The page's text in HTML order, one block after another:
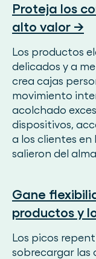
Proteja los
alto valor →
Los productos
delicados y a
crea cajas
movimiento
acolchado
dispositivos,
a los clientes en
salieron del
Gane
productos y
Los picos
sobrecargar las